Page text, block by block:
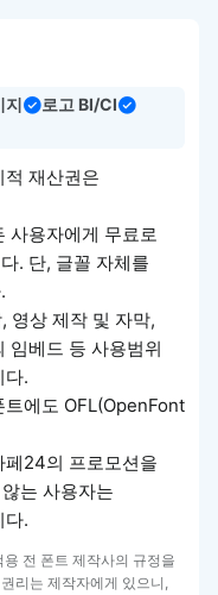
지
로고 BI/CI
재산권은
사용자에게 무료로
. 단, 글꼴 자체를
영상 제작 및 자막,
임베드 등 사용범위
다.
에도 OFL(OpenFont
24의 프로모션을
는 사용자는
다.
전 폰트 제작사의 규정을
리는 제작자에게 있으니,